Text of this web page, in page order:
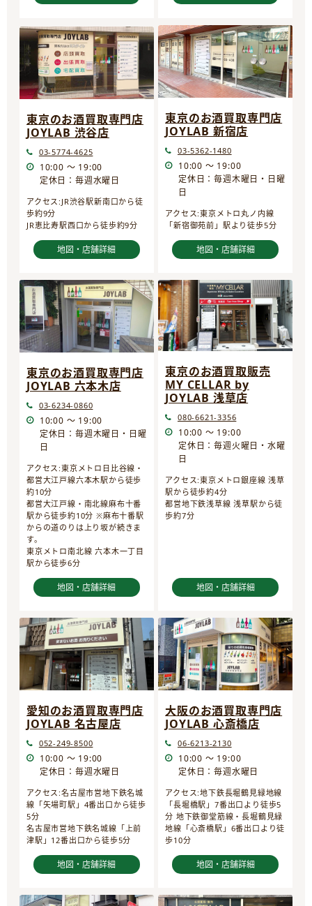
東京のお酒買取専門店
JOYLAB 渋谷店
03-5774-4625
10:00 ～ 19:00
定休日：毎週水曜日
アクセス:JR渋谷駅新南口から徒
歩約9分
JR恵比寿駅西口から徒歩約9分
地図・店舗詳細
東京のお酒買取専門店
JOYLAB 新宿店
03-5362-1480
10:00 ～ 19:00
定休日：毎週木曜日・日曜
日
アクセス:東京メトロ丸ノ内線
「新宿御苑前」駅より徒歩5分
地図・店舗詳細
東京のお酒買取専門店
JOYLAB 六本木店
03-6234-0860
10:00 ～ 19:00
定休日：毎週木曜日・日曜
日
アクセス:東京メトロ日比谷線・
都営大江戸線六本木駅から徒歩
約10分
都営大江戸線・南北線麻布十番
駅から徒歩約10分 ※麻布十番駅
からの道のりは上り坂が続きま
す。
東京メトロ南北線 六本木一丁目
駅から徒歩6分
地図・店舗詳細
東京のお酒買取販売
MY CELLAR by
JOYLAB 浅草店
080-6621-3356
10:00 ～ 19:00
定休日：毎週火曜日・水曜
日
アクセス:東京メトロ銀座線 浅草
駅から徒歩約4分
都営地下鉄浅草線 浅草駅から徒
歩約7分
地図・店舗詳細
愛知のお酒買取専門店
JOYLAB 名古屋店
052-249-8500
10:00 ～ 19:00
定休日：毎週水曜日
アクセス:名古屋市営地下鉄名城
線「矢場町駅」4番出口から徒歩
5分
名古屋市営地下鉄名城線「上前
津駅」12番出口から徒歩5分
地図・店舗詳細
大阪のお酒買取専門店
JOYLAB 心斎橋店
06-6213-2130
10:00 ～ 19:00
定休日：毎週水曜日
アクセス:地下鉄長堀鶴見緑地線
「長堀橋駅」7番出口より徒歩5
分 地下鉄御堂筋線・長堀鶴見緑
地線「心斎橋駅」6番出口より徒
歩10分
地図・店舗詳細